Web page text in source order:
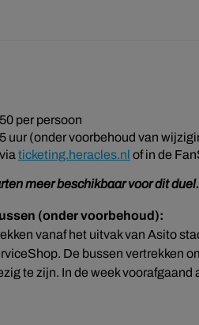
per persoon
uur (onder voorbehoud van
ticketing.heracles.nl of in de
meer beschikbaar voor dit duel.
(onder voorbehoud):
vanaf het uitvak van Asito
De bussen vertrekken
te zijn. In de week